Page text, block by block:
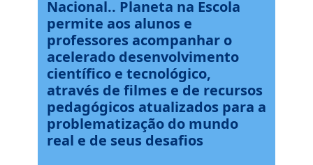
Nacional.. Planeta na Escola
permite aos alunos e
professores acompanhar o
acelerado desenvolvimento
científico e tecnológico,
através de filmes e de recursos
pedagógicos atualizados para a
problematização do mundo
real e de seus desafios